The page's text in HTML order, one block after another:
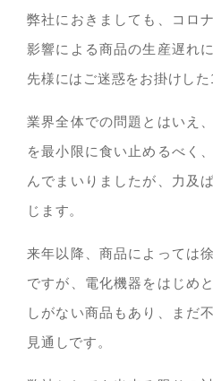
弊社におきましても、コロ
影響による商品の生産遅れ
先様にはご迷惑をお掛けした
業界全体での問題とはいえ
を最小限に食い止めるべく
んでまいりましたが、力及
じます。
来年以降、商品によっては
ですが、電化機器をはじめ
しがない商品もあり、まだ
見通しです。